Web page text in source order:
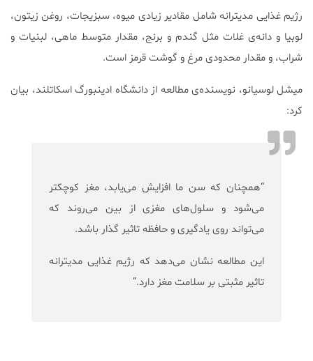
رژیم غذایی مدیترانه شامل مقادیر زیادی میوه، سبزیجات، روغن زیتون،
لوبیا و دانه‌ی غلات مثل گندم و برنج، مقدار متوسط ماهی، لبنیات و
شراب، و مقدار محدودی مرغ و گوشت قرمز است.
میشل لوسیانو، نویسنده‌ی مطالعه از دانشگاه ادینبورگ اسکاتلند، بیان
کرد:
“همچنان که سن ما افزایش می‌یابد، مغز کوچکتر
می‌شود و سلول‌های مغزی از بین می‌روند که
می‌تواند روی یادگیری و حافظه تاثیر گذار باشد.
این مطالعه نشان می‌دهد که رژیم غذایی مدیترانه
تاثیر مثبتی بر سلامت مغز دارد.”